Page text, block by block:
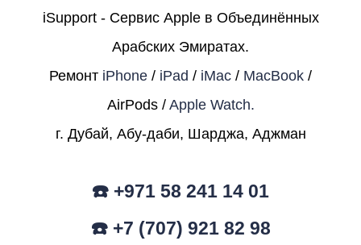
iSupport - Сервис Apple в Объединённых
Арабских Эмиратах.
Ремонт iPhone / iPad / iMac / MacBook /
AirPods / Apple Watch.
г. Дубай, Абу-даби, Шарджа, Аджман
☎️ +971 58 241 14 01
☎️ +7 (707) 921 82 98